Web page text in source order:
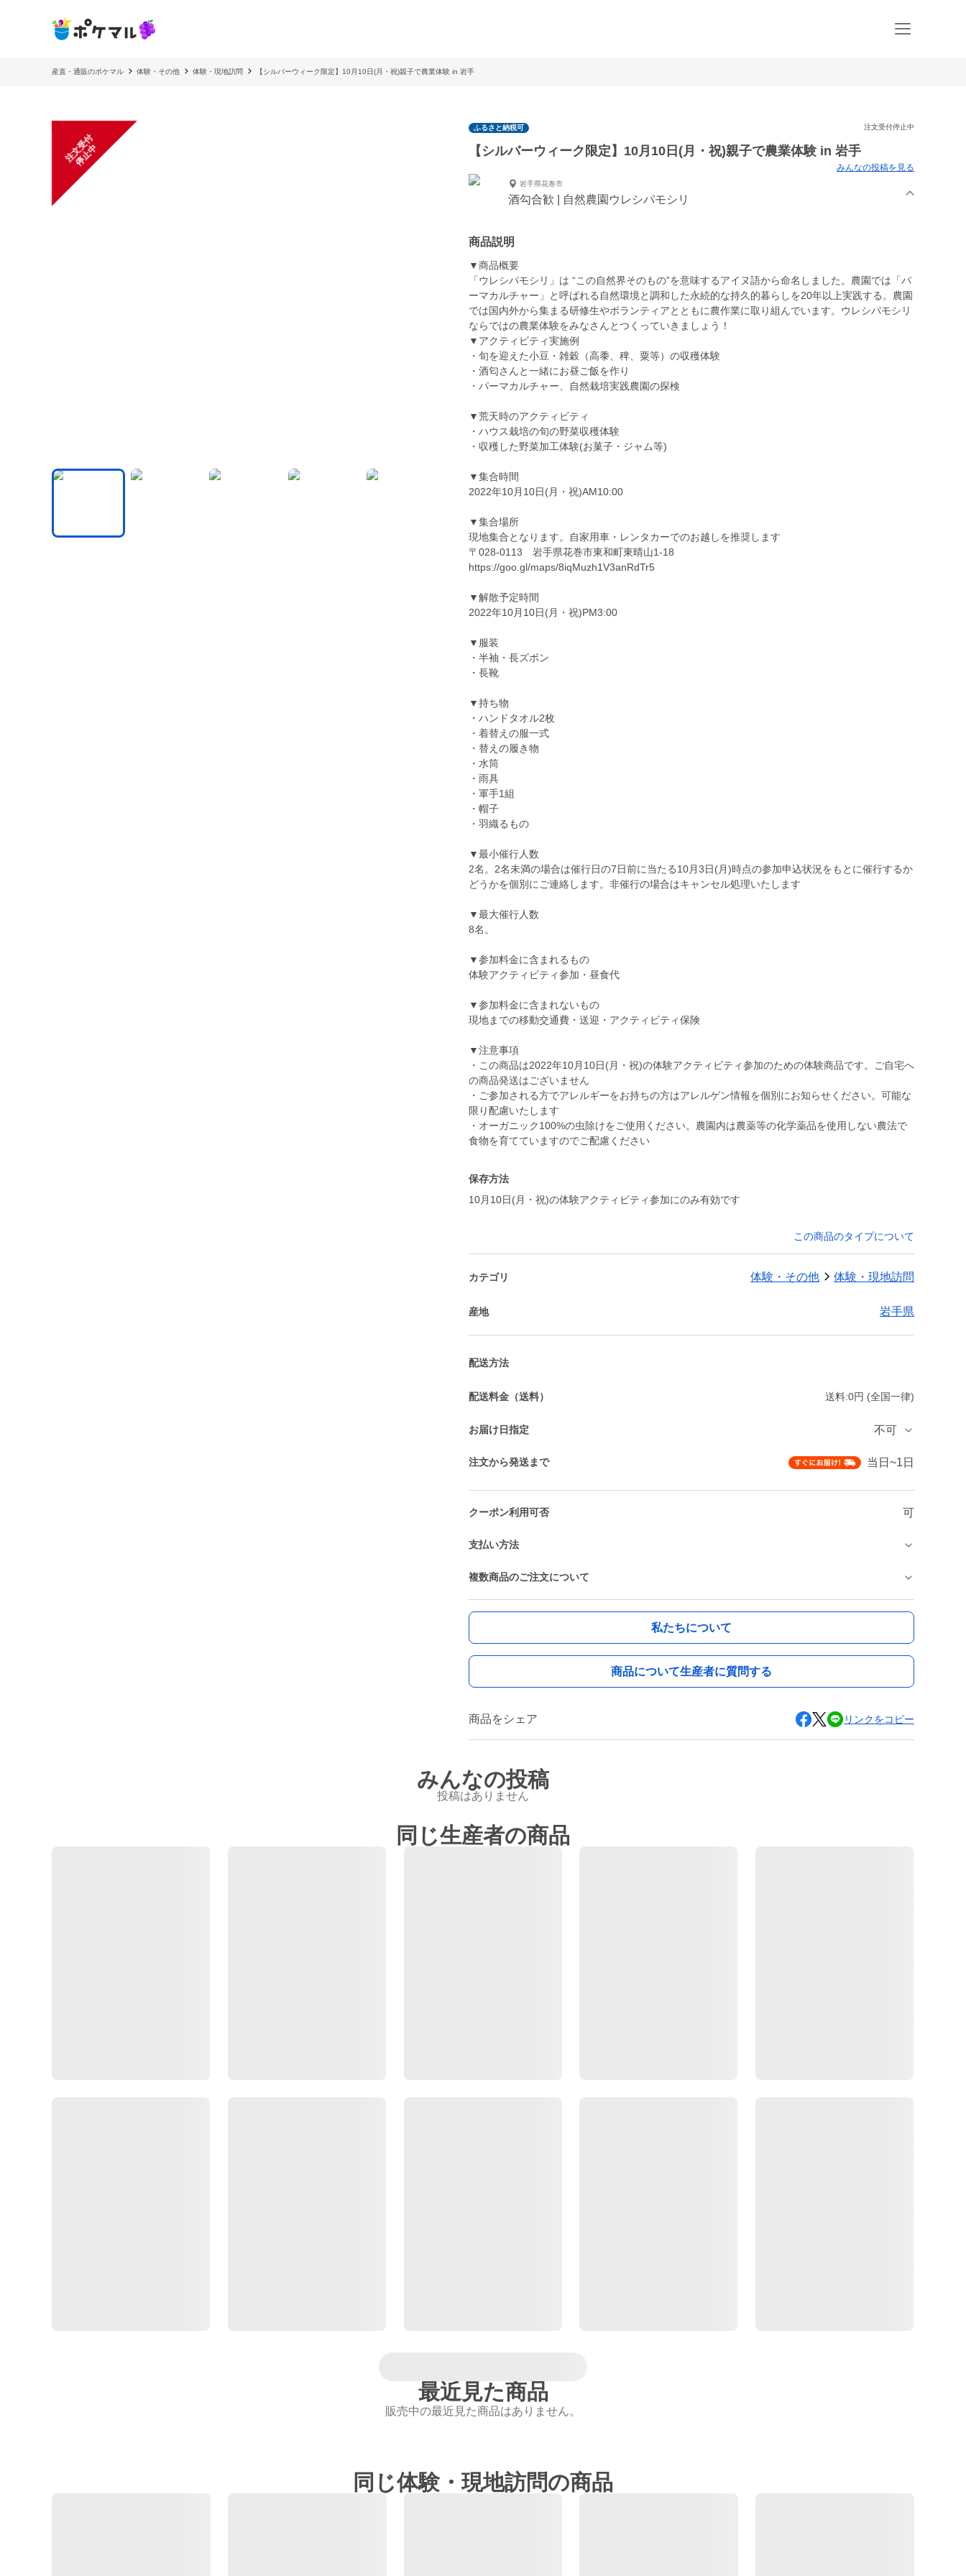
産直・通販のポケマル 体験・その他 体験・現地訪問 【シルバーウィーク限定】10月10日(月・祝)親子で農業体験 in 岩手
注
文
受
付
停
止
中
ふるさと納税可 注文受付停止中
【シルバーウィーク限定】10月10日(月・祝)親子で農業体験 in 岩手
みんなの投稿を見る
岩手県花巻市
酒勾合歓 | 自然農園ウレシパモシリ
商品説明
▼商品概要
「ウレシパモシリ」は “この自然界そのもの”を意味するアイヌ語から命名しました。農園では「パ
ーマカルチャー」と呼ばれる自然環境と調和した永続的な持久的暮らしを20年以上実践する。 農園
では国内外から集まる研修生やボランティアとともに農作業に取り組んでいます。ウレシパモシリ
ならではの農業体験をみなさんとつくっていきましょう！
▼アクティビティ実施例
・旬を迎えた小豆・雑穀（高黍、稗、粟等）の収穫体験
・酒匂さんと一緒にお昼ご飯を作り
・パーマカルチャー、自然栽培実践農園の探検
▼荒天時のアクティビティ
・ハウス栽培の旬の野菜収穫体験
・収穫した野菜加工体験(お菓子・ジャム等)
▼集合時間
2022年10月10日(月・祝)AM10:00
▼集合場所
現地集合となります。自家用車・レンタカーでのお越しを推奨します
〒028-0113 岩手県花巻市東和町東晴山1-18
https://goo.gl/maps/8iqMuzh1V3anRdTr5
▼解散予定時間
2022年10月10日(月・祝)PM3:00
▼服装
・半袖・長ズボン
・長靴
▼持ち物
・ハンドタオル2枚
・着替えの服一式
・替えの履き物
・水筒
・雨具
・軍手1組
・帽子
・羽織るもの
▼最小催行人数
2名。2名未満の場合は催行日の7日前に当たる10月3日(月)時点の参加申込状況をもとに催行するか
どうかを個別にご連絡します。非催行の場合はキャンセル処理いたします
▼最大催行人数
8名。
▼参加料金に含まれるもの
体験アクティビティ参加・昼食代
▼参加料金に含まれないもの
現地までの移動交通費・送迎・アクティビティ保険
▼注意事項
・この商品は2022年10月10日(月・祝)の体験アクティビティ参加のための体験商品です。ご自宅へ
の商品発送はございません
・ご参加される方でアレルギーをお持ちの方はアレルゲン情報を個別にお知らせください。可能な
限り配慮いたします
・オーガニック100%の虫除けをご使用ください。農園内は農薬等の化学薬品を使用しない農法で
食物を育てていますのでご配慮ください
保存方法
10月10日(月・祝)の体験アクティビティ参加にのみ有効です
この商品のタイプについて
カテゴリ 体験・その他 体験・現地訪問
産地 岩手県
配送方法
配送料金（送料） 送料:0円 (全国一律)
お届け日指定 不可
注文から発送まで 当日~1日
クーポン利用可否 可
支払い方法
複数商品のご注文について
私たちについて
商品について生産者に質問する
商品をシェア リンクをコピー
みんなの投稿
投稿はありません
同じ生産者の商品
最近見た商品
販売中の最近見た商品はありません。
同じ体験・現地訪問の商品